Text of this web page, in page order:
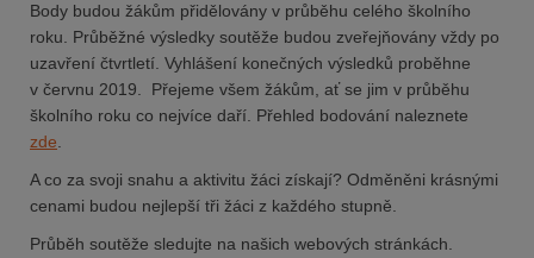
Body budou žákům přidělovány v průběhu celého školního
roku. Průběžné výsledky soutěže budou zveřejňovány vždy po
uzavření čtvrtletí. Vyhlášení konečných výsledků proběhne
v červnu 2019. Přejeme všem žákům, ať se jim v průběhu
školního roku co nejvíce daří. Přehled bodování naleznete
zde.
A co za svoji snahu a aktivitu žáci získají? Odměněni krásnými
cenami budou nejlepší tři žáci z každého stupně.
Průběh soutěže sledujte na našich webových stránkách.